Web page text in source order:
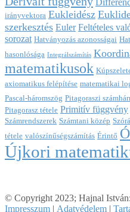
irányvektora Eukleidész
szerkesztés Euler Feltételes
sorozat Hatványozás azonosságai
hasonlósága Integrálszámítás
matematikusok
axiomatikus felépítése matematikai
Pascal-háromszög Pitagoraszi
Pitagorasz tétele Primitív függvény
Számrendszerek Számtani közép
tétele valószínűségszámítás Érintő
Újkori
© Copyright 2023; Hajnal
Impresszum | Adatvédelem |